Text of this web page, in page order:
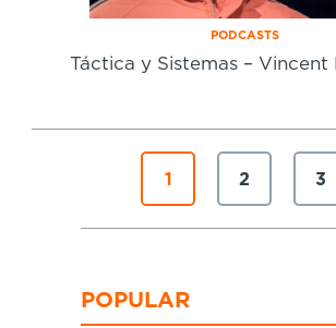
PODCASTS
Táctica y Sistemas – Vincent
1 2 3
POPULAR